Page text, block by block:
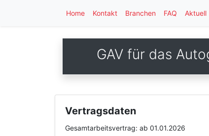
Home Kontakt Branchen FAQ Aktuell
GAV für das
Vertragsdaten
Gesamtarbeitsvertrag: ab 01.01.2026